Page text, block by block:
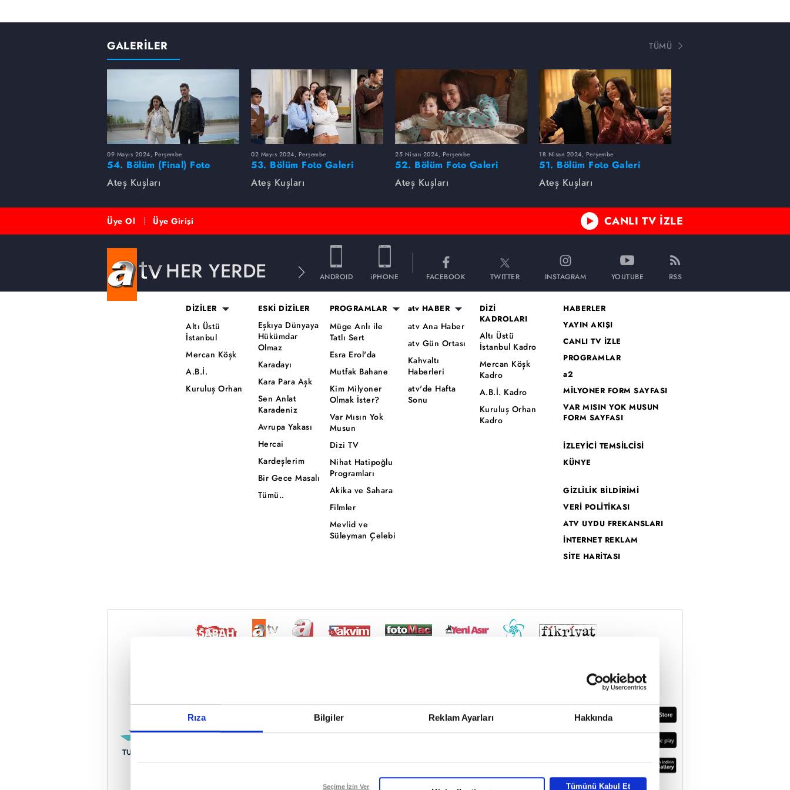
Rıza Bilgiler Reklam Ayarları Hakkında
Reddet
Seçime İzin Ver Tümünü Kabul Et
GALERİLER TÜMÜ
09 Mayıs 2024, Perşembe
54. Bölüm (Final) Foto
Galeri
Ateş Kuşları
02 Mayıs 2024, Perşembe
53. Bölüm Foto Galeri
Ateş Kuşları
25 Nisan 2024, Perşembe
52. Bölüm Foto Galeri
Ateş Kuşları
18 Nisan 2024, Perşembe
51. Bölüm Foto Galeri
Ateş Kuşları
Üye Ol Üye Girişi CANLI TV İZLE
HER YERDE ANDROID iPHONE FACEBOOK TWITTER INSTAGRAM YOUTUBE RSS
DİZİLER
Altı Üstü
İstanbul
Mercan Köşk
A.B.İ.
Kuruluş Orhan
ESKİ DİZİLER
Eşkıya Dünyaya
Hükümdar
Olmaz
Karadayı
Kara Para Aşk
Sen Anlat
Karadeniz
Avrupa Yakası
Hercai
Kardeşlerim
Bir Gece Masalı
Tümü..
PROGRAMLAR
Müge Anlı ile
Tatlı Sert
Esra Erol'da
Mutfak Bahane
Kim Milyoner
Olmak İster?
Var Mısın Yok
Musun
Dizi TV
Nihat Hatipoğlu
Programları
Akika ve Sahara
Filmler
Mevlid ve
Süleyman Çelebi
atv HABER
atv Ana Haber
atv Gün Ortası
Kahvaltı
Haberleri
atv'de Hafta
Sonu
DİZİ
KADROLARI
Altı Üstü
İstanbul Kadro
Mercan Köşk
Kadro
A.B.İ. Kadro
Kuruluş Orhan
Kadro
HABERLER
YAYIN AKIŞI
CANLI TV İZLE
PROGRAMLAR
a2
MİLYONER FORM SAYFASI
VAR MISIN YOK MUSUN
FORM SAYFASI
İZLEYİCİ TEMSİLCİSİ
KÜNYE
GİZLİLİK BİLDİRİMİ
VERİ POLİTİKASI
ATV UYDU FREKANSLARI
İNTERNET REKLAM
SİTE HARİTASI